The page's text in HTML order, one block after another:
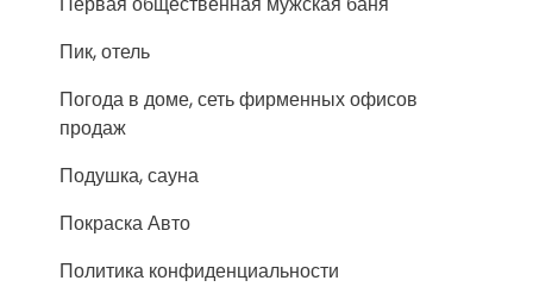
Пик, отель
Погода в доме, сеть фирменных офисов
продаж
Подушка, сауна
Покраска Авто
Политика конфиденциальности